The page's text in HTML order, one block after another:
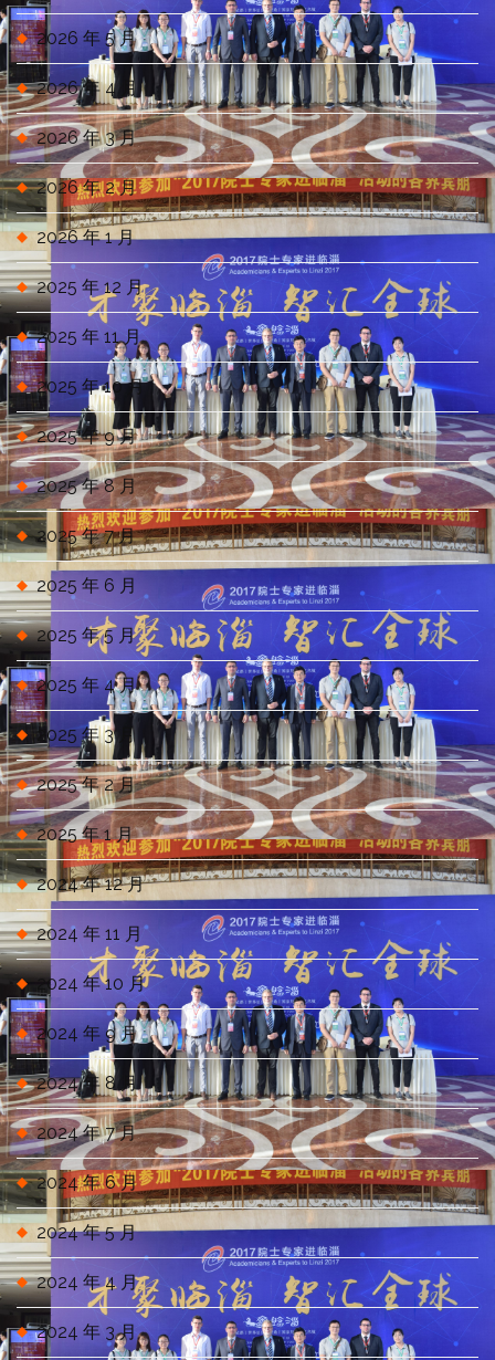
2026 年 5 月
2026 年 4 月
2026 年 3 月
2026 年 2 月
2026 年 1 月
2025 年 12 月
2025 年 11 月
2025 年 10 月
2025 年 9 月
2025 年 8 月
2025 年 7 月
2025 年 6 月
2025 年 5 月
2025 年 4 月
2025 年 3 月
2025 年 2 月
2025 年 1 月
2024 年 12 月
2024 年 11 月
2024 年 10 月
2024 年 9 月
2024 年 8 月
2024 年 7 月
2024 年 6 月
2024 年 5 月
2024 年 4 月
2024 年 3 月